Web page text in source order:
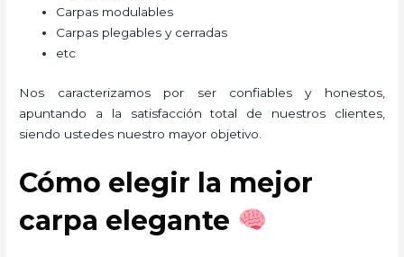
Carpas modulables
Carpas plegables y cerradas
etc
Nos caracterizamos por ser confiables y honestos,
apuntando a la satisfacción total de nuestros clientes,
siendo ustedes nuestro mayor objetivo.
Cómo elegir la mejor
carpa elegante